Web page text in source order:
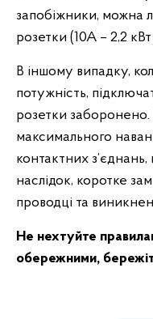
запобіжники, можна
розетки (10А – 2,2
В іншому випадку,
потужність,
розетки
максимального
контактних з’єднань,
наслідок, коротке
проводці та
Не нехтуйте
обережними,